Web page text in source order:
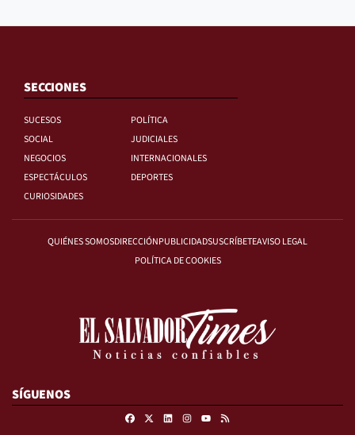
SECCIONES
SUCESOS
POLÍTICA
SOCIAL
JUDICIALES
NEGOCIOS
INTERNACIONALES
ESPECTÁCULOS
DEPORTES
CURIOSIDADES
QUIÉNES SOMOSDIRECCIÓNPUBLICIDADSUSCRÍBETEAVISO LEGAL
POLÍTICA DE COOKIES
SÍGUENOS
FacebookLinkedinInstagram